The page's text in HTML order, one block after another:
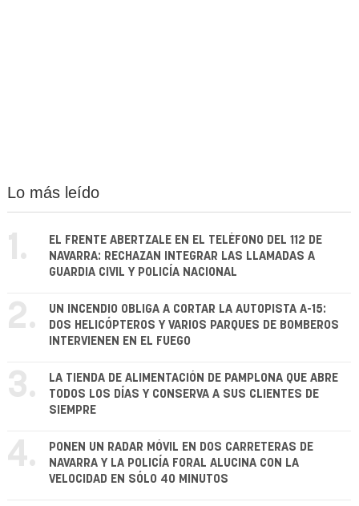
Lo más leído
1.
EL FRENTE ABERTZALE EN EL TELÉFONO DEL 112 DE
NAVARRA: RECHAZAN INTEGRAR LAS LLAMADAS A
GUARDIA CIVIL Y POLICÍA NACIONAL
2.
UN INCENDIO OBLIGA A CORTAR LA AUTOPISTA A-15:
DOS HELICÓPTEROS Y VARIOS PARQUES DE BOMBEROS
INTERVIENEN EN EL FUEGO
3.
LA TIENDA DE ALIMENTACIÓN DE PAMPLONA QUE ABRE
TODOS LOS DÍAS Y CONSERVA A SUS CLIENTES DE
SIEMPRE
4.
PONEN UN RADAR MÓVIL EN DOS CARRETERAS DE
NAVARRA Y LA POLICÍA FORAL ALUCINA CON LA
VELOCIDAD EN SÓLO 40 MINUTOS